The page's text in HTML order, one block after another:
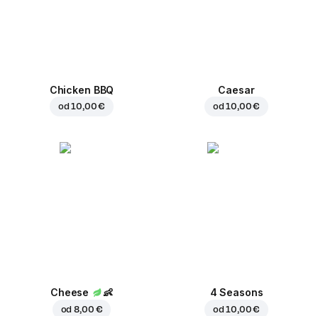
Chicken BBQ
od10,00 €
Caesar
od10,00 €
Cheese 👶
od8,00 €
4 Seasons
od10,00 €